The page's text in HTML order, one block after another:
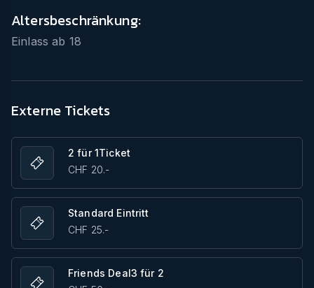
Altersbeschränkung:
Einlass ab 18
Externe Tickets
2 für 1Ticket
CHF 20.-
Standard Eintritt
CHF 25.-
Friends Deal3 für 2